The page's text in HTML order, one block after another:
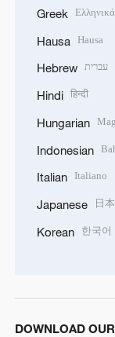
Greek Ελληνικά
Hausa Hausa
Hebrew עברית
Hindi हिन्दी
Hungarian
Indonesian
Italian Italiano
Japanese 日
Korean 한국어
DOWNLOAD